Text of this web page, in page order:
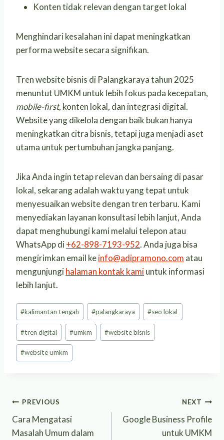
Konten tidak relevan dengan target lokal
Menghindari kesalahan ini dapat meningkatkan
performa website secara signifikan.
Tren website bisnis di Palangkaraya tahun 2025
menuntut UMKM untuk lebih fokus pada kecepatan,
mobile-first, konten lokal, dan integrasi digital.
Website yang dikelola dengan baik bukan hanya
meningkatkan citra bisnis, tetapi juga menjadi aset
utama untuk pertumbuhan jangka panjang.
Jika Anda ingin tetap relevan dan bersaing di pasar
lokal, sekarang adalah waktu yang tepat untuk
menyesuaikan website dengan tren terbaru. Kami
menyediakan layanan konsultasi lebih lanjut, Anda
dapat menghubungi kami melalui telepon atau
WhatsApp di+62-898-7193-952. Anda juga bisa
mengirimkan email keinfo@adipramono.com atau
mengunjungihalaman kontak kamiuntuk informasi
lebih lanjut.
Post
Tags:
#kalimantan tengah #palangkaraya #seo lokal
#tren digital #umkm #website bisnis
#website umkm
Post
navigation
PREVIOUS
Cara Mengatasi
Masalah Umum dalam
NEXT
Google Business Profile
untuk UMKM